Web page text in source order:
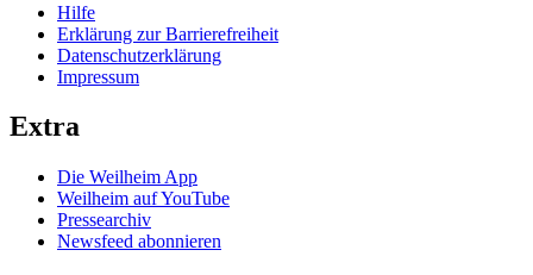
Hilfe
Erklärung zur Barrierefreiheit
Datenschutzerklärung
Impressum
Extra
Die Weilheim App
Weilheim auf YouTube
Pressearchiv
Newsfeed abonnieren